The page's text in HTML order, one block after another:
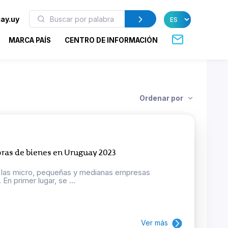
MARCA PAÍS CENTRO DE INFORMACIÓN
Ordenar por
de bienes en Uruguay 2023
micro, pequeñas y medianas empresas
primer lugar, se ...
Ver más